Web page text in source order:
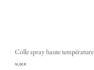
Colle spray haute température
Precio
16,00 €